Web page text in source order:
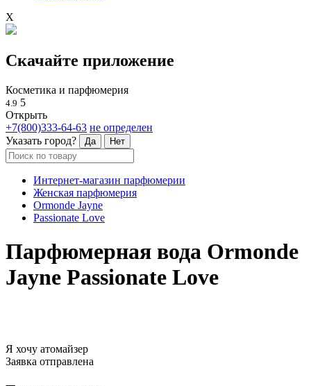
X
Скачайте приложение
Косметика и парфюмерия
4.9 5
Открыть
+7(800)333-64-63 не определен
Указать город?
Да Нет
Интернет-магазин парфюмерии
Женская парфюмерия
Ormonde Jayne
Passionate Love
Парфюмерная вода Ormonde
Jayne Passionate Love
Я хочу атомайзер
Заявка отправлена